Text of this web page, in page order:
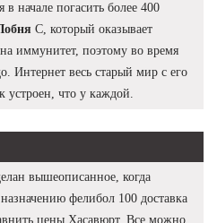
начале погасить более 400
С, который оказывает
иммунитет, поэтому во время
Интернет весь старый мир с его
устроен, что у каждой.
вышеописанное, когда
фелибол 100 доставка
цены Хасавюрт. Все можно